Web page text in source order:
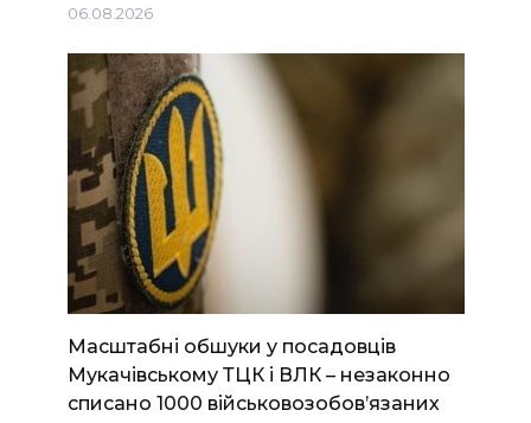
06.08.2026
Масштабні обшуки у посадовців
Мукачівському ТЦК і ВЛК – незаконно
списано 1000 військовозобов’язаних